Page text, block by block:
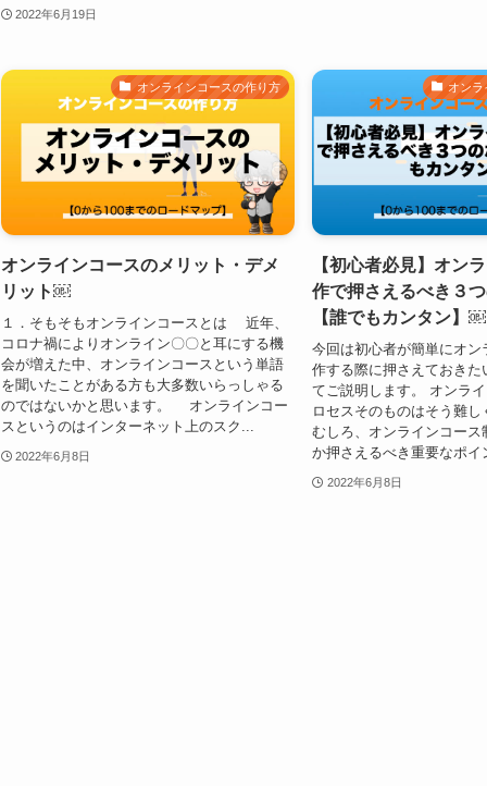
2022年6月19日
オンラインコースの作り方
オンラインコースのメリット・デメ
リット￼
１．そもそもオンラインコースとは 近年、
コロナ禍によりオンライン〇〇と耳にする機
会が増えた中、オンラインコースという単語
を聞いたことがある方も大多数いらっしゃる
のではないかと思います。 オンラインコー
スというのはインターネット上のスク...
2022年6月8日
オンラ
【初心者必見】オン
作で押さえるべき３
【誰でもカンタン】￼
今回は初心者が簡単にオン
作する際に押さえておきた
てご説明します。 オンラ
ロセスそのものはそう難し
むしろ、オンラインコース
か押さえるべき重要なポイ
2022年6月8日